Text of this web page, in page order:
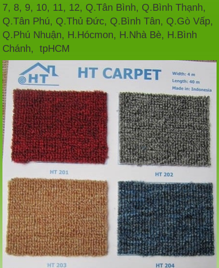
7, 8, 9, 10, 11, 12, Q.Tân Bình, Q.Bình Thạnh,
Q.Tân Phú, Q.Thủ Đức, Q.Bình Tân, Q.Gò Vấp,
Q.Phú Nhuận, H.Hócmon, H.Nhà Bè, H.Bình
Chánh, tpHCM